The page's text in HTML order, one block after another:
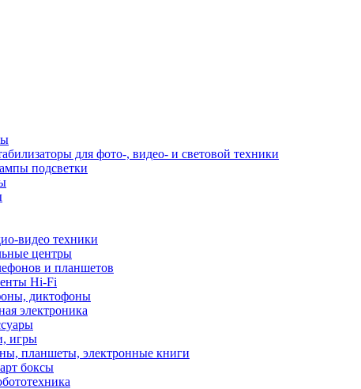
для фото-, видео- и световой техники
подсветки
видео техники
центры
и планшетов
Hi-Fi
диктофоны
электроника
игры
планшеты, электронные книги
боксы